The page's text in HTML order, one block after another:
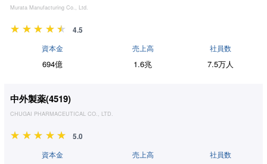
Murata Manufacturing Co., Ltd.
4.5
資本金
694億
売上高
1.6兆
社員数
7.5万人
中外製薬(4519)
CHUGAI PHARMACEUTICAL CO., LTD.
5.0
資本金 売上高 社員数